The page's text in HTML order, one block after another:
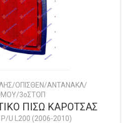
ΟΠΙΣΘΕΝ/ΑΝΤΑΝΑΚΛ/
3οΣΤΟΠ
ΠΙΣΩ ΚΑΡΟΤΣΑΣ
P/U L200 (2006-2010)